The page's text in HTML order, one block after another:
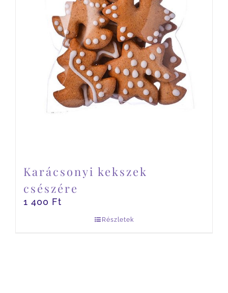
Karácsonyi kekszek
csészére
1 400 Ft
Részletek